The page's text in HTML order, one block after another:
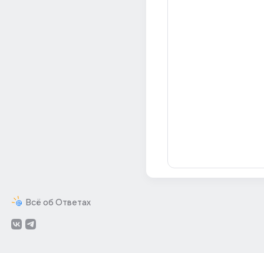
Всё об Ответах